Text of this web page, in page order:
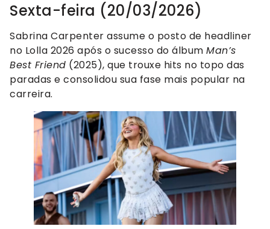
Sexta-feira (20/03/2026)
Sabrina Carpenter assume o posto de headliner
no Lolla 2026 após o sucesso do álbum Man’s
Best Friend (2025), que trouxe hits no topo das
paradas e consolidou sua fase mais popular na
carreira.